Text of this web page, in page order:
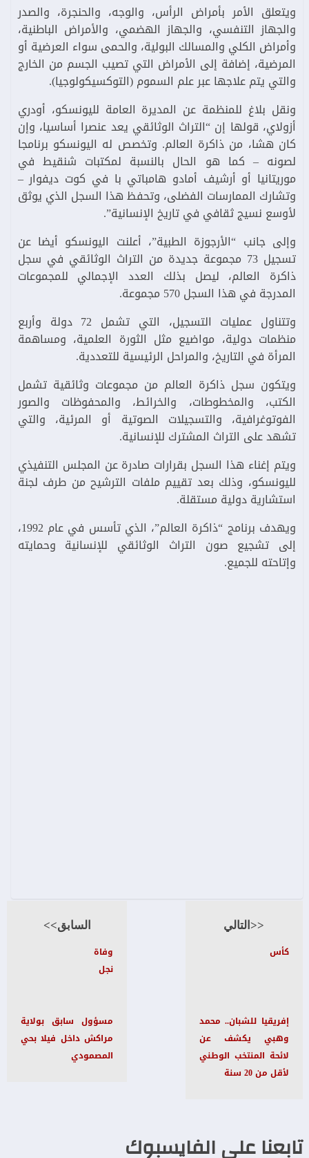
ويتعلق الأمر بأمراض الرأس، والوجه، والحنجرة، والصدر
والجهاز التنفسي، والجهاز الهضمي، والأمراض الباطنية،
وأمراض الكلي والمسالك البولية، والحمى سواء العرضية أو
المرضية، إضافة إلى الأمراض التي تصيب الجسم من الخارج
والتي يتم علاجها عبر علم السموم (التوكسیکولوجيا).
ونقل بلاغ للمنظمة عن المديرة العامة لليونسكو، أودري
أزولاي، قولها إن “التراث الوثائقي يعد عنصرا أساسيا، وإن
كان هشا، من ذاكرة العالم. وتخصص له اليونسكو برنامجا
لصونه – كما هو الحال بالنسبة لمكتبات شنقيط في
موريتانيا أو أرشيف أمادو هامباتي با في كوت ديفوار –
وتشارك الممارسات الفضلى، وتحفظ هذا السجل الذي يوثق
لأوسع نسيج ثقافي في تاريخ الإنسانية”.
وإلى جانب “الأرجوزة الطبية”، أعلنت اليونسكو أيضا عن
تسجيل 73 مجموعة جديدة من التراث الوثائقي في سجل
ذاكرة العالم، ليصل بذلك العدد الإجمالي للمجموعات
المدرجة في هذا السجل 570 مجموعة.
وتتناول عمليات التسجيل، التي تشمل 72 دولة وأربع
منظمات دولية، مواضيع مثل الثورة العلمية، ومساهمة
المرأة في التاريخ، والمراحل الرئيسية للتعددية.
ويتكون سجل ذاكرة العالم من مجموعات وثائقية تشمل
الكتب، والمخطوطات، والخرائط، والمحفوظات والصور
الفوتوغرافية، والتسجيلات الصوتية أو المرئية، والتي
تشهد على التراث المشترك للإنسانية.
ويتم إغناء هذا السجل بقرارات صادرة عن المجلس التنفيذي
لليونسكو، وذلك بعد تقييم ملفات الترشيح من طرف لجنة
استشارية دولية مستقلة.
ويهدف برنامج “ذاكرة العالم”، الذي تأسس في عام 1992،
إلى تشجيع صون التراث الوثائقي للإنسانية وحمايته
وإتاحته للجميع.
السابق>>
وفاة
نجل
مسؤول سابق بولاية
مراكش داخل فيلا بحي
المصمودي
<<التالي
كأس
إفريقيا للشبان.. محمد
وهبي يكشف عن
لائحة المنتخب الوطني
لأقل من 20 سنة
تابعنا على الفايسبوك